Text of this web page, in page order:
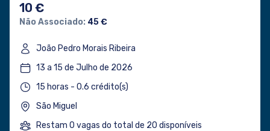
10 €
Não Associado: 45 €
João Pedro Morais Ribeira
13 a 15 de Julho de 2026
15 horas - 0.6 crédito(s)
São Miguel
Restam 0 vagas do total de 20 disponíveis